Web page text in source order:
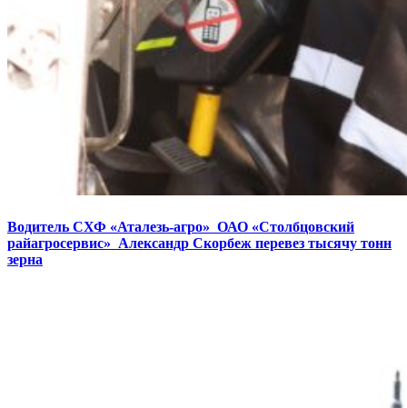
Водитель СХФ «Аталезь-агро» ОАО «Столбцовский
райагросервис» Александр Скорбеж перевез тысячу тонн
зерна